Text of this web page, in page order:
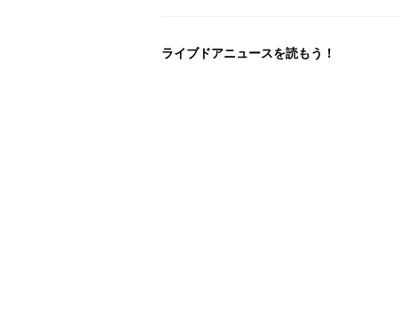
ライブドアニュースを読もう！